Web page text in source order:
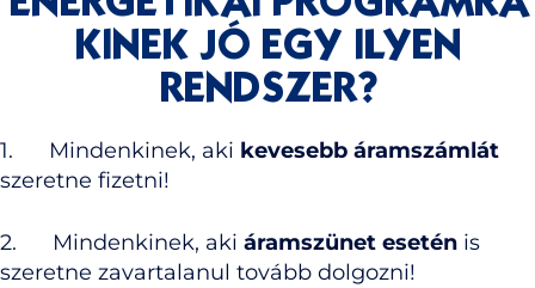
KINEK JÓ EGY ILYEN
RENDSZER?
1. Mindenkinek, aki kevesebb áramszámlát
szeretne fizetni!
2. Mindenkinek, aki áramszünet esetén is
szeretne zavartalanul tovább dolgozni!